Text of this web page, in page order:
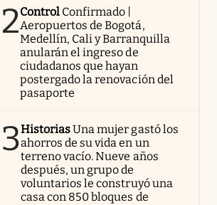
2Control Confirmado |
Aeropuertos de Bogotá,
Medellín, Cali y Barranquilla
anularán el ingreso de
ciudadanos que hayan
postergado la renovación del
pasaporte
3HistoriasUna mujer gastó los
ahorros de su vida en un
terreno vacío. Nueve años
después, un grupo de
voluntarios le construyó una
casa con 850 bloques de